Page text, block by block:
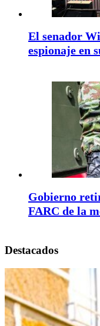
El senador
espionaje en
Gobierno
FARC de la
Destacados